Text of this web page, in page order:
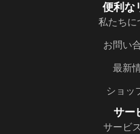
便利な
私たちに
お問い
最新
ショッ
サー
サービ